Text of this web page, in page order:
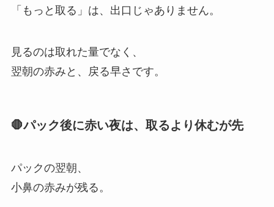
「もっと取る」は、出口じゃありません。
見るのは取れた量でなく、
翌朝の赤みと、戻る早さです。
🛑パック後に赤い夜は、取るより休むが先
パックの翌朝、
小鼻の赤みが残る。